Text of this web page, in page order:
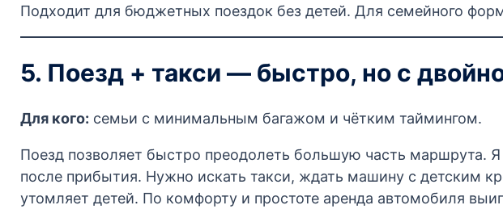
Подходит для бюджетных поездок без детей. Для семейного
5. Поезд + такси — быстро, но с
Для кого: семьи с минимальным багажом и чётким таймингом.
Поезд позволяет быстро преодолеть большую часть маршрута.
после прибытия. Нужно искать такси, ждать машину с детским
утомляет детей. По комфорту и простоте аренда автомобиля